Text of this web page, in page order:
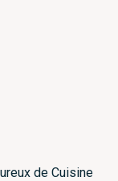
de Cuisine